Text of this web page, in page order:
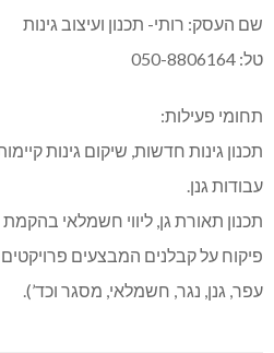
שם העסק: רותי- תכנון ועיצוב גינות
טל: 050-8806164
תחומי פעילות:
תכנון גינות חדשות, שיקום גינות
עבודות גנן.
תכנון תאורת גן, ליווי חשמלאי בהקמת
פיקוח על קבלנים המבצעים פרויקטים
עפר, גנן, נגר, חשמלאי, מסגר וכד’).